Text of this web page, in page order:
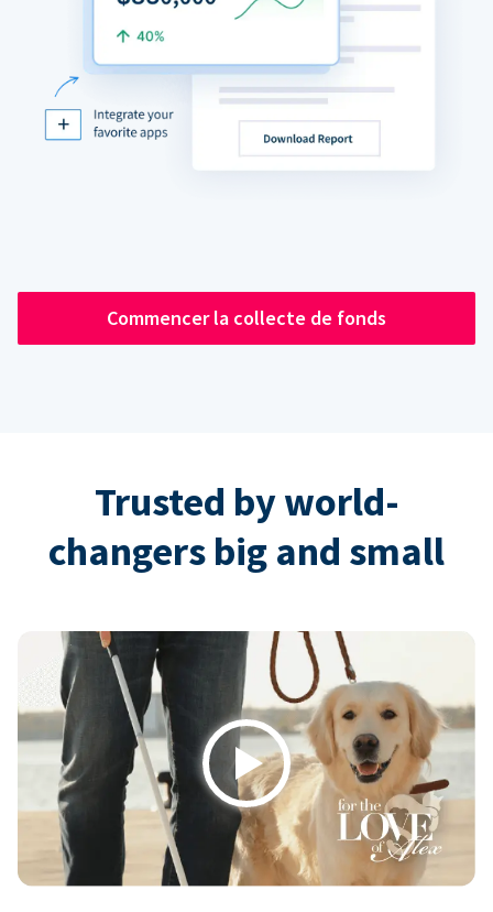
Commencer la collecte de fonds
Trusted by world-
changers big and small
Play